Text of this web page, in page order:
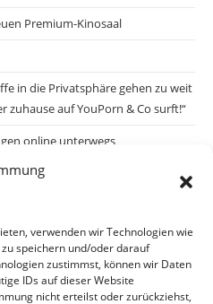
verwenden wir Technologien wie
speichern und/oder darauf
zustimmst, können wir Daten
IDs auf dieser Website
nicht erteilst oder zurückziehst,
Premium-Kinosaal
in die Privatsphäre gehen zu weit
zuhause auf YouPorn & Co surft!“
online unterwegs
„Erst nach einem Anschlag wäre